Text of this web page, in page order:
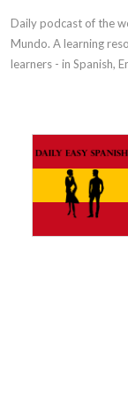
Daily podcast of the
Mundo. A learning
learners - in Spanish,